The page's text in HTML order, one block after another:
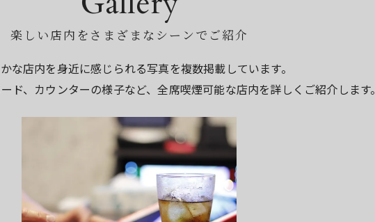
楽しい店内をさまざまなシーンでご紹介
な店内を身近に感じられる写真を複数掲載しています。
ド、カウンターの様子など、全席喫煙可能な店内を詳しくご紹介します。